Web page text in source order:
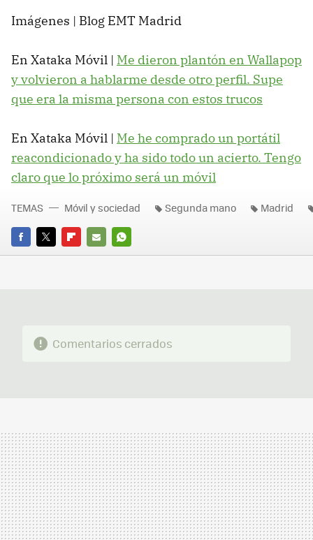
Imágenes | Blog EMT Madrid
En Xataka Móvil | Me dieron plantón en Wallapop
y volvieron a hablarme desde otro perfil. Supe
que era la misma persona con estos trucos
En Xataka Móvil | Me he comprado un portátil
reacondicionado y ha sido todo un acierto. Tengo
claro que lo próximo será un móvil
FACEBOOK
TWITTERFLIPBOARD
E-
WHATSAPP
TEMAS Móvil y sociedad Segunda mano Madrid
Comentarios cerrados